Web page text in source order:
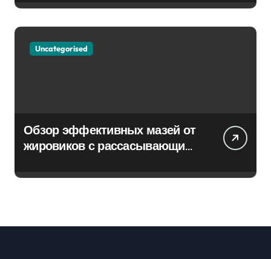
Uncategorised
Обзор эффективных мазей от
жировиков с рассасывающим